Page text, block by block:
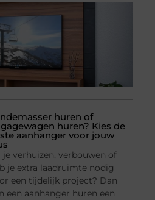
huren of
huren? Kies de
aanhanger voor jouw
je verhuizen, verbouwen of
je extra laadruimte nodig
een tijdelijk project? Dan
een aanhanger huren een